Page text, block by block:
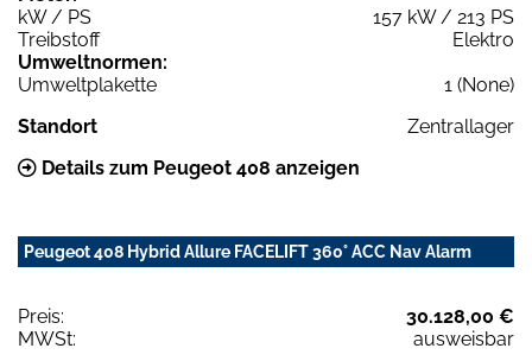
kW / PS
157 kW / 213 PS
Treibstoff
Elektro
Umweltnormen:
Umweltplakette
1 (None)
Standort
Zentrallager
Details zum Peugeot 408 anzeigen
Peugeot 408 Hybrid Allure FACELIFT 360° ACC Nav Alarm
Preis:
30.128,00 €
MWSt:
ausweisbar